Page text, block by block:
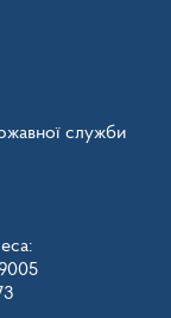
служби